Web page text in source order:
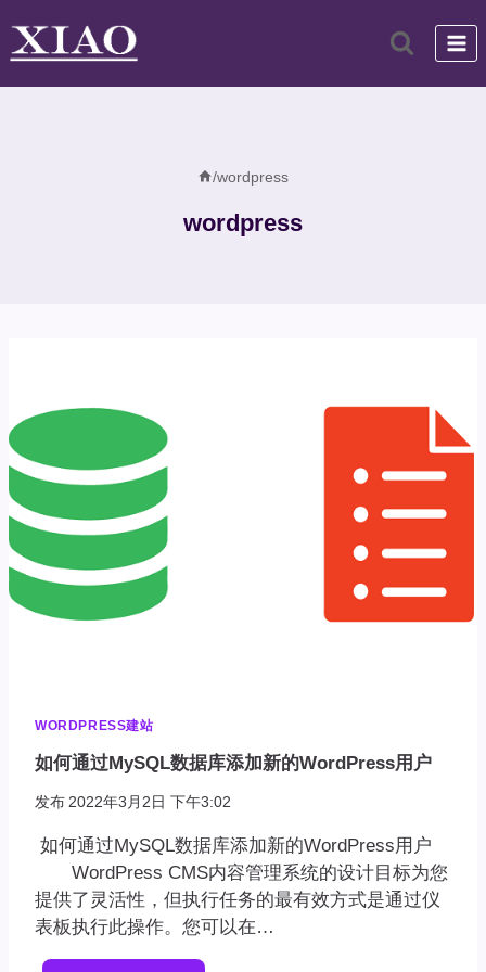
/wordpress
wordpress
WORDPRESS建站
如何通过MySQL数据库添加新的WordPress用户
发布 2022年3月2日 下午3:02
如何通过MySQL数据库添加新的WordPress用户
WordPress CMS内容管理系统的设计目标为您
提供了灵活性，但执行任务的最有效方式是通过仪
表板执行此操作。您可以在…